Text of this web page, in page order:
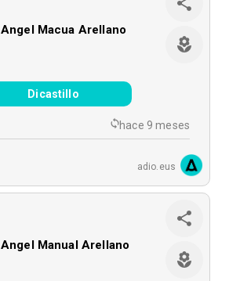
Angel Macua Arellano
Dicastillo
hace 9 meses
adio.eus
Angel Manual Arellano